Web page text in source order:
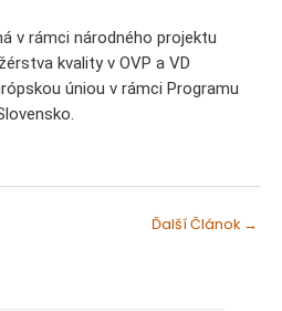
v rámci národného projektu
kvality v OVP a VD
úniou v rámci Programu
Ďalší Článok →